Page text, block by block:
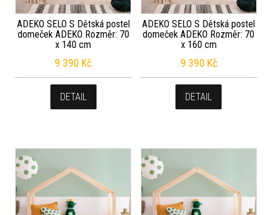
ADEKO SELO S Dětská postel
domeček ADEKO Rozměr: 70
x 140 cm
9 390 Kč
DETAIL
ADEKO SELO S Dětská postel
domeček ADEKO Rozměr: 70
x 160 cm
9 390 Kč
DETAIL